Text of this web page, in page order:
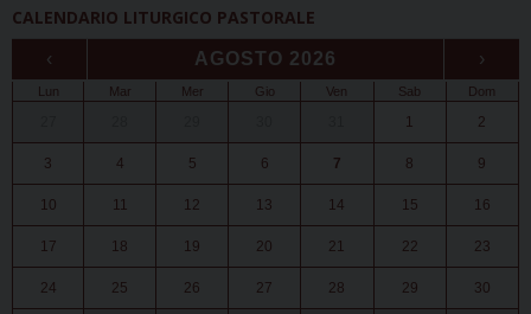
CALENDARIO LITURGICO PASTORALE
‹ AGOSTO 2026 ›
Lun Mar Mer Gio Ven Sab Dom
1 2
3 4 5 6 7 8 9
10 11 12 13 14 15 16
17 18 19 20 21 22 23
24 25 26 27 28 29 30